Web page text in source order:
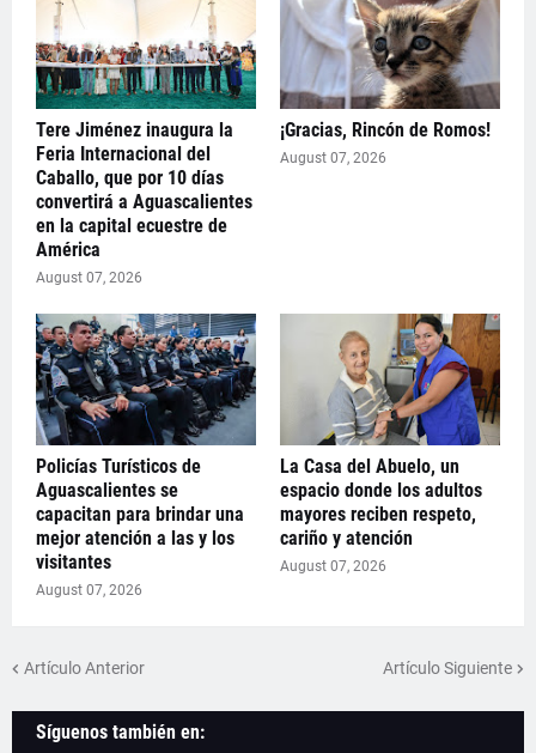
Tere Jiménez inaugura la
Feria Internacional del
Caballo, que por 10 días
convertirá a Aguascalientes
en la capital ecuestre de
América
August 07, 2026
¡Gracias, Rincón de Romos!
August 07, 2026
Policías Turísticos de
Aguascalientes se
capacitan para brindar una
mejor atención a las y los
visitantes
August 07, 2026
La Casa del Abuelo, un
espacio donde los adultos
mayores reciben respeto,
cariño y atención
August 07, 2026
Artículo Anterior Artículo Siguiente
Síguenos también en: